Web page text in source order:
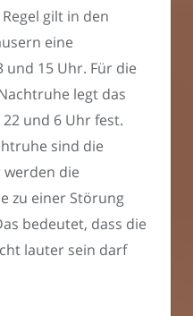
gilt in den
eine
und 15 Uhr. Für die
legt das
und 6 Uhr fest.
sind die
werden die
zu einer Störung
bedeutet, dass die
lauter sein darf